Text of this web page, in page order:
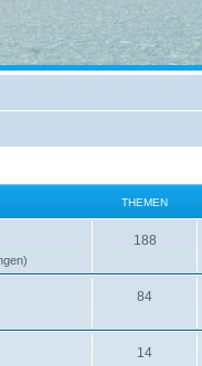
THEMEN
188
84
14